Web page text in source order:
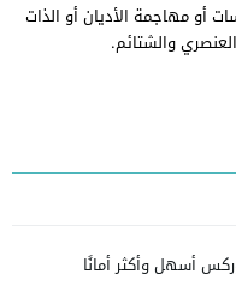
أو مهاجمة الأديان أو الذات
والشتائم.